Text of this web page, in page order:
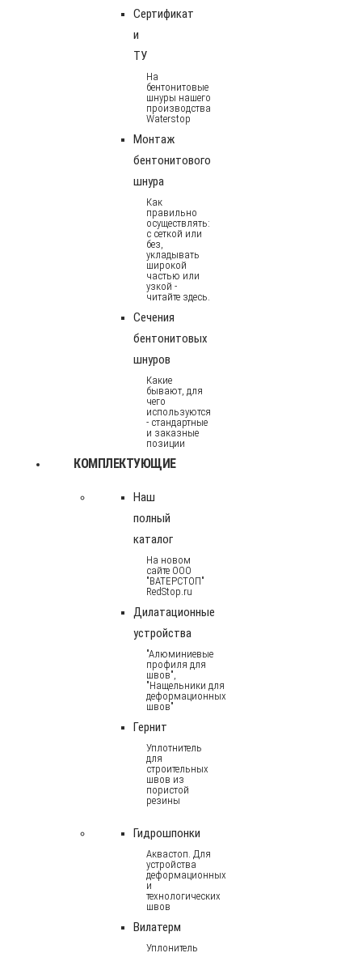
Сертификат
и
ТУ
На
бентонитовые
шнуры нашего
производства
Waterstop
Монтаж
бентонитового
шнура
Как
правильно
осуществлять:
с сеткой или
без,
укладывать
широкой
частью или
узкой -
читайте здесь.
Сечения
бентонитовых
шнуров
Какие
бывают, для
чего
используются
- стандартные
и заказные
позиции
КОМПЛЕКТУЮЩИЕ
Наш
полный
каталог
На новом
сайте ООО
"ВАТЕРСТОП"
RedStop.ru
Дилатационные
устройства
"Алюминиевые
профиля для
швов",
"Нащельники для
деформационных
швов"
Гернит
Уплотнитель
для
строительных
швов из
пористой
резины
Гидрошпонки
Аквастоп. Для
устройства
деформационных
и
технологических
швов
Вилатерм
Уплонитель